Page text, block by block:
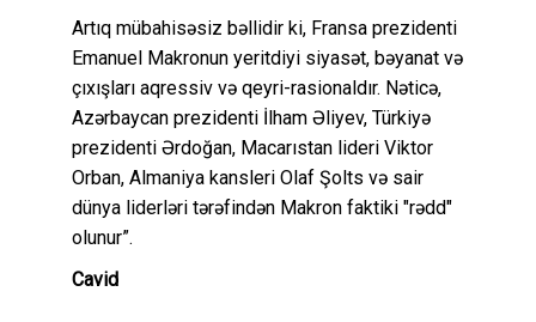
Artıq mübahisəsiz bəllidir ki, Fransa prezidenti
Emanuel Makronun yeritdiyi siyasət, bəyanat və
çıxışları aqressiv və qeyri-rasionaldır. Nəticə,
Azərbaycan prezidenti İlham Əliyev, Türkiyə
prezidenti Ərdoğan, Macarıstan lideri Viktor
Orban, Almaniya kansleri Olaf Şolts və sair
dünya liderləri tərəfindən Makron faktiki "rədd"
olunur”.
Cavid